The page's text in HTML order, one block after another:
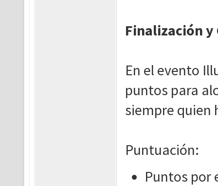
Finalización
En el evento
puntos para
siempre quien
Puntuación:
Puntos por